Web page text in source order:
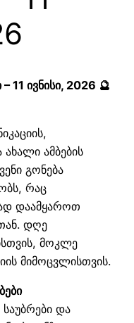
11 ივნისი, 2026 🔮
ამბების
გონება
რაც
დაამყაროთ
დღე
მოკლე
მიმოცვლისთვის.
და